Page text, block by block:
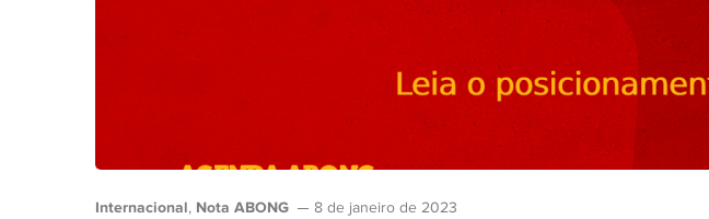
Internacional, Nota ABONG 8 de janeiro de 2023